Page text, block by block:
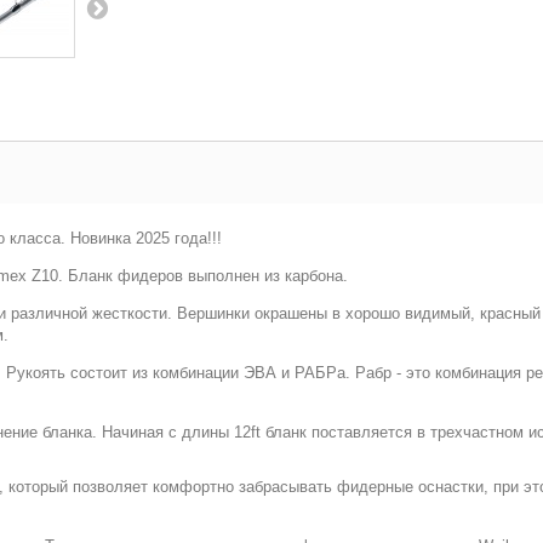
Новинка 2025 года!!!
Z10. Бланк фидеров выполнен из карбона.
различной жесткости. Вершинки окрашены в хорошо видимый,
состоит из комбинации ЭВА и РАБРа. Рабр - это комбинация
бланка. Начиная с длины 12ft бланк поставляется в трехчастном
позволяет комфортно забрасывать фидерные оснастки, при